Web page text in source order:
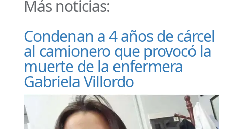
Más noticias:
Condenan a 4 años de cárcel
al camionero que provocó la
muerte de la enfermera
Gabriela Villordo